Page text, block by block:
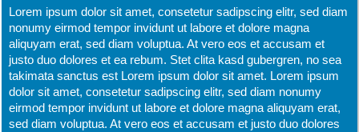
Lorem ipsum dolor sit amet, consetetur sadipscing elitr, sed diam
nonumy eirmod tempor invidunt ut labore et dolore magna
aliquyam erat, sed diam voluptua. At vero eos et accusam et
justo duo dolores et ea rebum. Stet clita kasd gubergren, no sea
takimata sanctus est Lorem ipsum dolor sit amet. Lorem ipsum
dolor sit amet, consetetur sadipscing elitr, sed diam nonumy
eirmod tempor invidunt ut labore et dolore magna aliquyam erat,
sed diam voluptua. At vero eos et accusam et justo duo dolores